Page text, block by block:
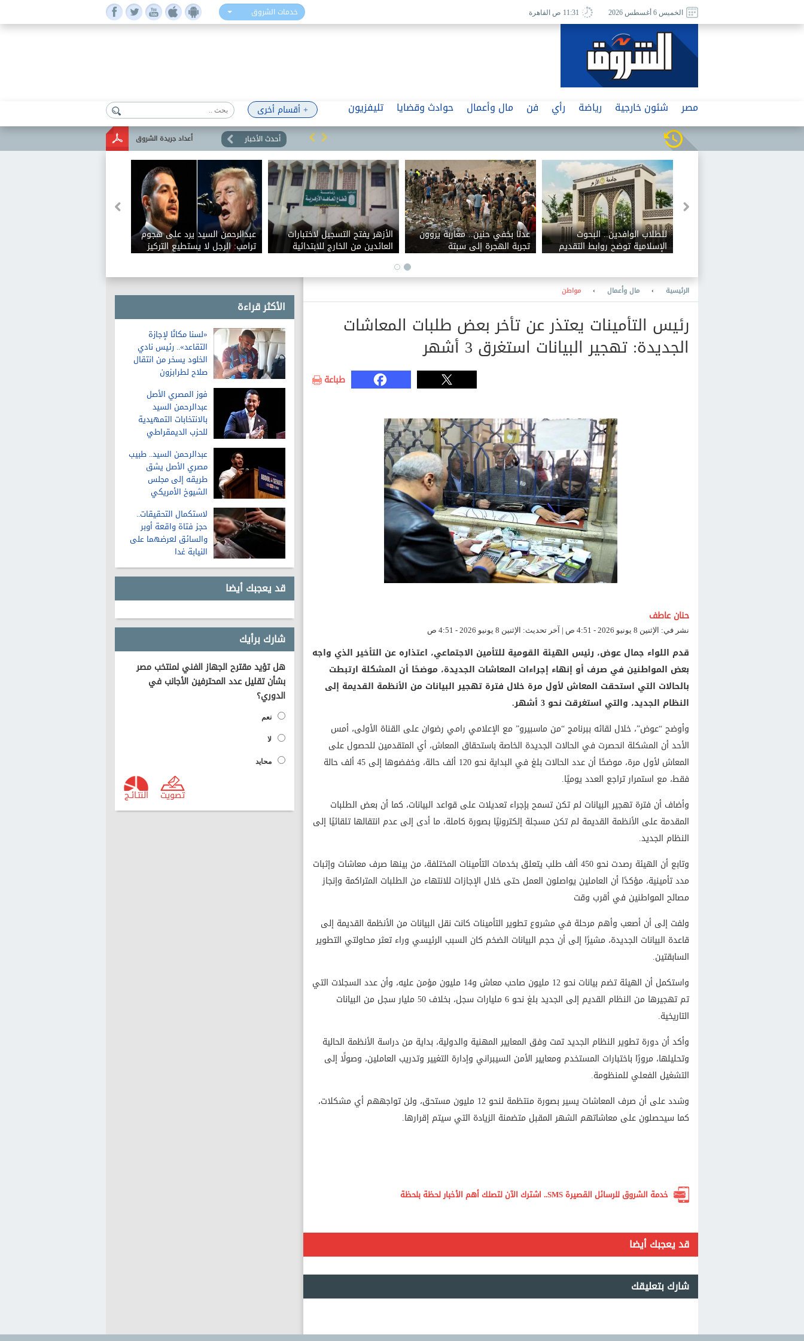
خدمات الشروق الخميس 6 أغسطس 2026 11:31 ص القاهرة
+ أقسام أخرى مصر شئون خارجية رياضة رأي فن مال وأعمال حوادث وقضايا تليفزيون
أعداد جريدة الشروق أحدث الأخبار
للطلاب الوافدين.. البحوث
الإسلامية توضح روابط التقديم
لتنسيق جامعة الأزهر وخطوات
عدنا بخفي حنين.. مغاربة يروون
تجربة الهجرة إلى سبتة
الأزهر يفتح التسجيل لاختبارات
العائدين من الخارج للابتدائية
والإعدادية.. الامتحانات 5 سبتمبر
عبدالرحمن السيد يرد على هجوم
ترامب: الرجل لا يستطيع التركيز
الأكثر قراءة
«لسنا مكانًا لإجازة
التقاعد».. رئيس نادي
الخلود يسخر من انتقال
صلاح لطرابزون
فوز المصري الأصل
عبدالرحمن السيد
بالانتخابات التمهيدية
للحزب الديمقراطي
ميشيجان
عبدالرحمن السيد.. طبيب
مصري الأصل يشق
طريقه إلى مجلس
الشيوخ الأمريكي
لاستكمال التحقيقات..
حجز فتاة واقعة أوبر
والسائق لعرضهما على
النيابة غدا
قد يعجبك أيضا
شارك برأيك
هل تؤيد مقترح الجهاز الفني لمنتخب مصر
بشأن تقليل عدد المحترفين الأجانب في
الدوري؟
نعم
لا
محايد
النتـائـج تصويت
الرئيسية › مال وأعمال › مواطن
رئيس التأمينات يعتذر عن تأخر بعض طلبات المعاشات
الجديدة: تهجير البيانات استغرق 3 أشهر
طباعة
حنان عاطف
نشر في: الإثنين 8 يونيو 2026 - 4:51 ص | آخر تحديث: الإثنين 8 يونيو 2026 - 4:51 ص
قدم اللواء جمال عوض، رئيس الهيئة القومية للتأمين الاجتماعي، اعتذاره عن التأخير الذي واجه
بعض المواطنين في صرف أو إنهاء إجراءات المعاشات الجديدة، موضحًا أن المشكلة ارتبطت
بالحالات التي استحقت المعاش لأول مرة خلال فترة تهجير البيانات من الأنظمة القديمة إلى
النظام الجديد، والتي استغرقت نحو 3 أشهر.
وأوضح “عوض”، خلال لقائه ببرنامج “من ماسبيرو” مع الإعلامي رامي رضوان على القناة الأولى، أمس
الأحد أن المشكلة انحصرت في الحالات الجديدة الخاصة باستحقاق المعاش، أي المتقدمين للحصول على
المعاش لأول مرة، موضحًا أن عدد الحالات بلغ في البداية نحو 120 ألف حالة، وخفضوها إلى 45 ألف حالة
فقط، مع استمرار تراجع العدد يوميًا.
وأضاف أن فترة تهجير البيانات لم تكن تسمح بإجراء تعديلات على قواعد البيانات، كما أن بعض الطلبات
المقدمة على الأنظمة القديمة لم تكن مسجلة إلكترونيًا بصورة كاملة، ما أدى إلى عدم انتقالها تلقائيًا إلى
النظام الجديد.
وتابع أن الهيئة رصدت نحو 450 ألف طلب يتعلق بخدمات التأمينات المختلفة، من بينها صرف معاشات وإثبات
مدد تأمينية، مؤكدًا أن العاملين يواصلون العمل حتى خلال الإجازات للانتهاء من الطلبات المتراكمة وإنجاز
مصالح المواطنين في أقرب وقت
ولفت إلى أن أصعب وأهم مرحلة في مشروع تطوير التأمينات كانت نقل البيانات من الأنظمة القديمة إلى
قاعدة البيانات الجديدة، مشيرًا إلى أن حجم البيانات الضخم كان السبب الرئيسي وراء تعثر محاولتي التطوير
السابقتين.
واستكمل أن الهيئة تضم بيانات نحو 12 مليون صاحب معاش و14 مليون مؤمن عليه، وأن عدد السجلات التي
تم تهجيرها من النظام القديم إلى الجديد بلغ نحو 6 مليارات سجل، بخلاف 50 مليار سجل من البيانات
التاريخية.
وأكد أن دورة تطوير النظام الجديد تمت وفق المعايير المهنية والدولية، بداية من دراسة الأنظمة الحالية
وتحليلها، مرورًا باختبارات المستخدم ومعايير الأمن السيبراني وإدارة التغيير وتدريب العاملين، وصولًا إلى
التشغيل الفعلي للمنظومة.
وشدد على أن صرف المعاشات يسير بصورة منتظمة لنحو 12 مليون مستحق، ولن تواجههم أي مشكلات،
كما سيحصلون على معاشاتهم الشهر المقبل متضمنة الزيادة التي سيتم إقرارها.
خدمة الشروق للرسائل القصيرة SMS.. اشترك الآن لتصلك أهم الأخبار لحظة بلحظة
قد يعجبك أيضا
شارك بتعليقك